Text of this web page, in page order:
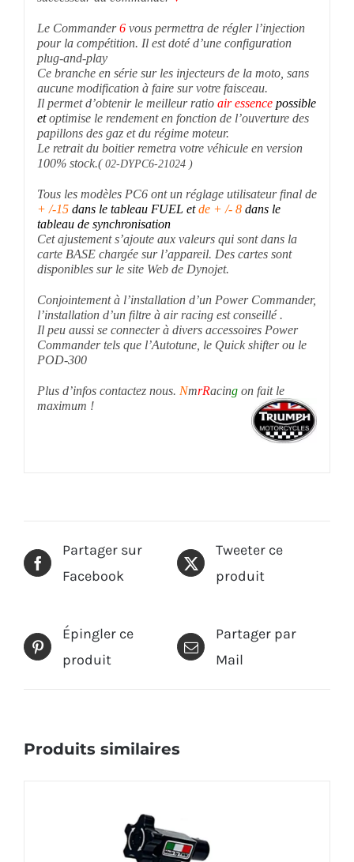
Le Commander 6vous permettra de régler l’injection
pour la compétition. Il est doté d’une configuration
plug-and-play
Ce branche en série sur les injecteurs de la moto, sans
aucune modification à faire sur votre faisceau.
Il permet d’obtenir le meilleur ratioairessence
possible
etoptimise le rendement en fonction de l’ouverture des
papillons des gaz et du régime moteur.
Le retrait du boitier remetra votre véhicule en version
100% stock.(02-DYPC6-21024 )
Tous les modèles PC6 ont un réglage utilisateur final de
+ /-15dans le tableau FUEL etde + /- 8dans le
tableau de synchronisation
Cet ajustement s’ajoute aux valeurs qui sont dans la
carte BASE chargée sur l’appareil. Des cartes sont
disponibles sur le site Web de Dynojet.
Conjointement à l’installation d’un Power Commander,
l’installation d’un filtre à air racing est conseillé .
Il peu aussi se connecter à divers accessoires Power
Commander tels que l’Autotune, le Quick shifter ou le
POD-300
Plus d’infos contactez nous. Nm rR acin
on fait le
maximum !
Partager sur
Facebook
Tweeter ce
produit
Épingler ce
produit
Partager par
Mail
Produits similaires